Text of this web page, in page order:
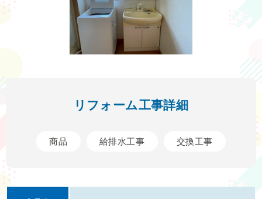
リフォーム工事詳細
商品 給排水工事 交換工事